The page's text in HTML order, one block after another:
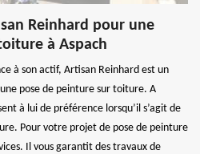
Reinhard pour une
à Aspach
à son actif, Artisan Reinhard est un
pose de peinture sur toiture. A
à lui de préférence lorsqu’il s’agit de
Pour votre projet de pose de peinture
Il vous garantit des travaux de